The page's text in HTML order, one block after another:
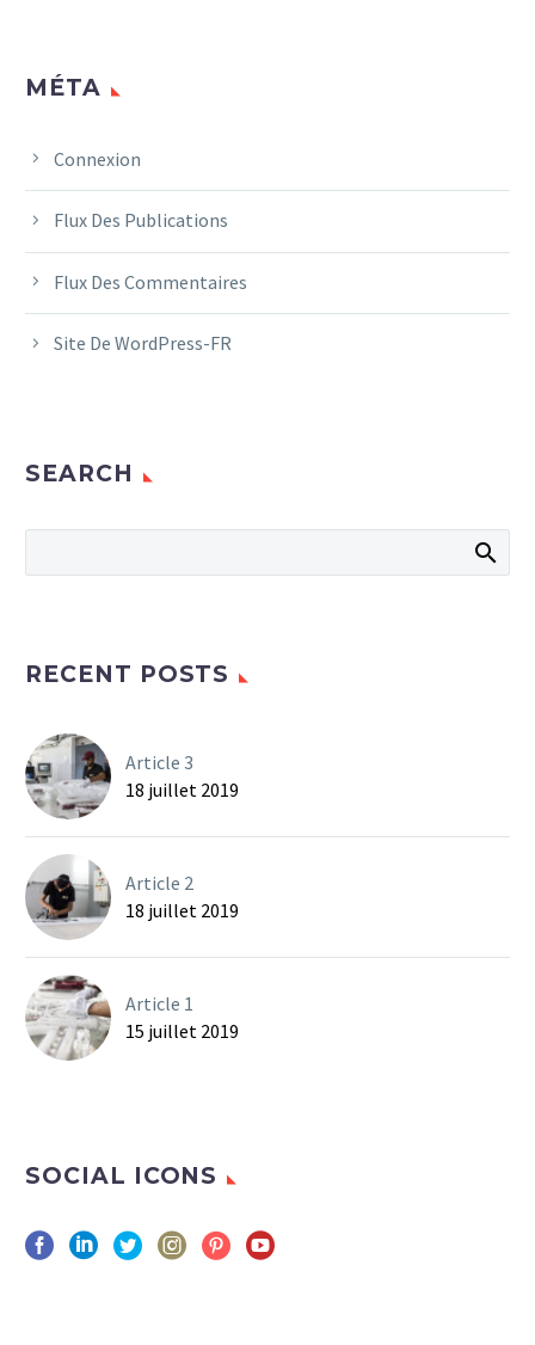
MÉTA
Connexion
Flux Des Publications
Flux Des Commentaires
Site De WordPress-FR
SEARCH
RECENT POSTS
Article 3
18 juillet 2019
Article 2
18 juillet 2019
Article 1
15 juillet 2019
SOCIAL ICONS